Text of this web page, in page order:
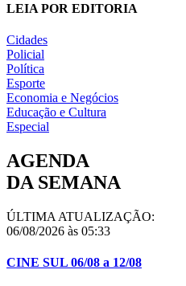
LEIA POR EDITORIA
Cidades
Policial
Política
Esporte
Economia e Negócios
Educação e Cultura
Especial
AGENDA
DA SEMANA
ÚLTIMA ATUALIZAÇÃO:
06/08/2026 às 05:33
CINE SUL 06/08 a 12/08